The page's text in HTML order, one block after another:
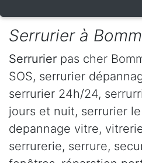
Serrurier à
Serrurier pas cher
SOS, serrurier
serrurier 24h/24,
jours et nuit, serrurier
depannage vitre,
serrurerie, serrure,